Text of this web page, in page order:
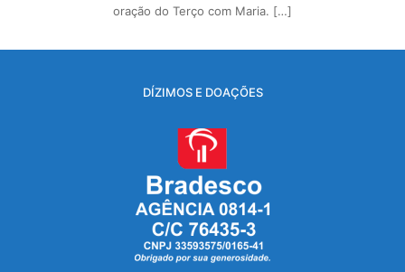
oração do Terço com Maria. […]
DÍZIMOS E DOAÇÕES